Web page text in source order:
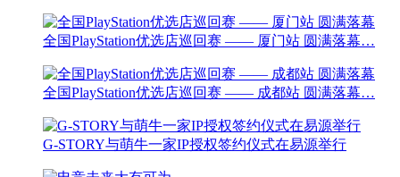
全国PlayStation优选店巡回赛 —— 厦门站 圆满落幕…
全国PlayStation优选店巡回赛 —— 成都站 圆满落幕…
G-STORY与萌牛一家IP授权签约仪式在易源举行